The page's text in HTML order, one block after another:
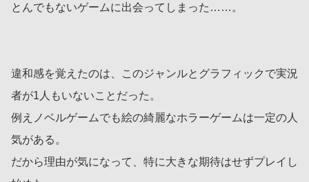
とんでもないゲームに出会ってしまった……。
違和感を覚えたのは、このジャンルとグラフィックで実況
者が1人もいないことだった。
例えノベルゲームでも絵の綺麗なホラーゲームは一定の人
気がある。
だから理由が気になって、特に大きな期待はせずプレイし